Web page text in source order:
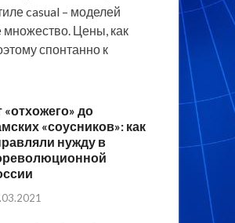
casual – моделей
множество. Цены, как
спонтанно к
«отхожего» до
«соусников»: как
нужду в